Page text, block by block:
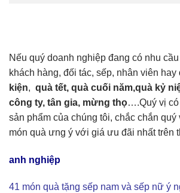
Nếu quý doanh nghiệp đang có nhu
khách hàng, đối tác, sếp, nhân viên hay
kiện, quà tết, quà cuối năm,quà kỷ
công ty, tân gia, mừng thọ….Quý vị có
sản phẩm của chúng tôi, chắc chắn
món quà ưng ý với giá ưu đãi nhất trên
anh nghiệp
41 món quà tặng sếp nam và sếp nữ ý